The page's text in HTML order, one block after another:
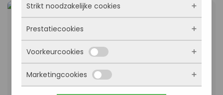
Strikt noodzakelijke cookies
Deze cookies zorgen ervoor dat de website
überhaupt werkt. Ze zijn dus altijd actief en
kunnen niet worden uitgezet. Meestal worden
ze alleen geplaatst als jij iets doet, zoals
inloggen, een formulier invullen of je
privacyvoorkeuren opslaan. Je kunt je browser
zo instellen dat hij deze cookies blokkeert of je
Prestatiecookies
Met deze cookies zien we hoe vaak onze site
bezocht wordt, waar bezoekers vandaan
komen en welke pagina’s populair zijn. Zo
kunnen we de website blijven verbeteren.
Voorkeurcookies
Deze cookies onthouden jouw voorkeuren.
Bijvoorbeeld taalkeuze of ingevulde gegevens.
Marketingcookies